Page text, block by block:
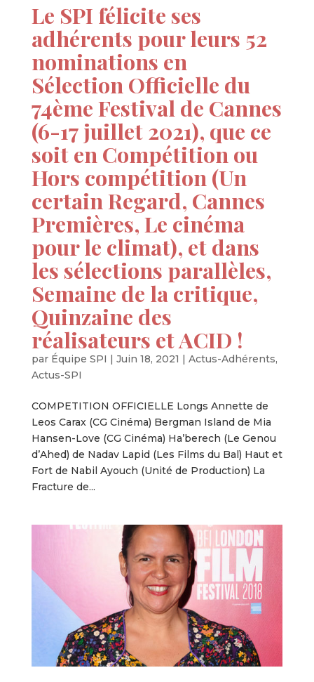
Le SPI félicite ses
adhérents pour leurs 52
nominations en
Sélection Officielle du
74ème Festival de Cannes
(6-17 juillet 2021), que ce
soit en Compétition ou
Hors compétition (Un
certain Regard, Cannes
Premières, Le cinéma
pour le climat), et dans
les sélections parallèles,
Semaine de la critique,
Quinzaine des
réalisateurs et ACID !
par Équipe SPI | Juin 18, 2021 | Actus-Adhérents,
Actus-SPI
COMPETITION OFFICIELLE Longs Annette de
Leos Carax (CG Cinéma) Bergman Island de Mia
Hansen-Love (CG Cinéma) Ha’berech (Le Genou
d’Ahed) de Nadav Lapid (Les Films du Bal) Haut et
Fort de Nabil Ayouch (Unité de Production) La
Fracture de...